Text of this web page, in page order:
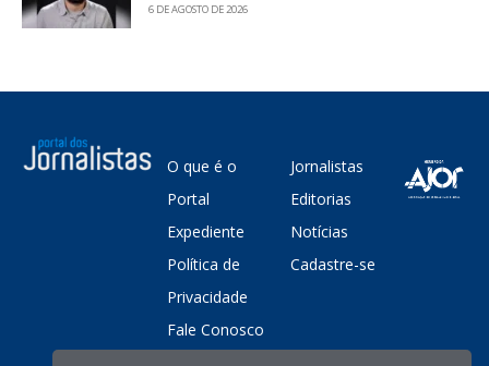
6 DE AGOSTO DE 2026
O que é o
Portal
Expediente
Política de
Privacidade
Fale Conosco
Jornalistas
Editorias
Notícias
Cadastre-se